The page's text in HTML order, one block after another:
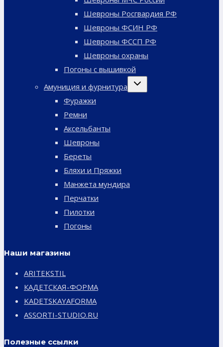
Шевроны Росгвардия РФ
Шевроны ФСИН РФ
Шевроны ФССП РФ
Шевроны охраны
Погоны с вышивкой
Амуниция и фурнитура
Переключить
дочернее
Фуражки
Ремни
Аксельбанты
Шевроны
Береты
Бляхи и Пряжки
Манжета мундира
Перчатки
Пилотки
Погоны
Наши магазины
ARITEKSTIL
КАДЕТСКАЯ-ФОРМА
KADETSKAYAFORMA
ASSORTI-STUDIO.RU
Полезные ссылки